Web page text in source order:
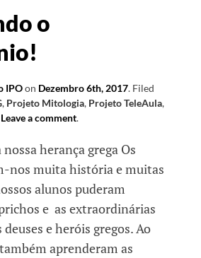
o
IPOon Dezembro 6th, 2017. Filed
, Projeto Mitologia, Projeto TeleAula,
Leave a comment.
herança grega Os
nos muita história e muitas
alunos puderam
e as extraordinárias
deuses e heróis gregos. Ao
aprenderam as